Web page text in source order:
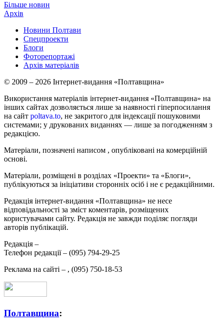
Більше новин
Архів
Новини Полтави
Спецпроекти
Блоги
Фоторепортажі
Архів матеріалів
© 2009 – 2026 Інтернет-видання «Полтавщина»
Використання матеріалів інтернет-видання «Полтавщина» на
інших сайтах дозволяється лише за наявності гіперпосилання
на сайт poltava.to, не закритого для індексації пошуковими
системами; у друкованих виданнях — лише за погодженням з
редакцією.
Матеріали, позначені написом , опубліковані на комерційній
основі.
Матеріали, розміщені в розділах «Проекти» та «Блоги»,
публікуються за ініціативи сторонніх осіб і не є редакційними.
Редакція інтернет-видання «Полтавщина» не несе
відповідальності за зміст коментарів, розміщених
користувачами сайту. Редакція не завжди поділяє погляди
авторів публікацій.
Редакція –
Телефон редакції – (095) 794-29-25
Реклама на сайті – , (095) 750-18-53
Полтавщина: